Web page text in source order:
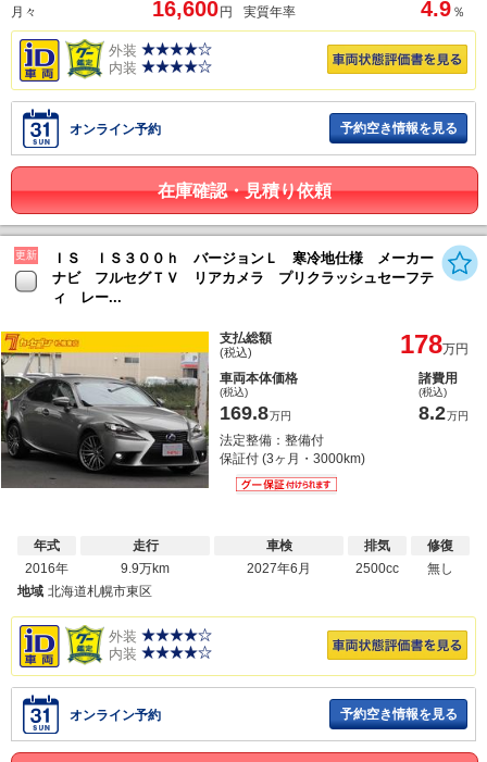
月々 16,600 円 実質年率 4.9 ％
外装
内装
オンライン予約 予約空き情報を見る
在庫確認・見積り依頼
更新
ＩＳ ＩＳ３００ｈ バージョンＬ 寒冷地仕様 メーカー
ナビ フルセグＴＶ リアカメラ プリクラッシュセーフテ
ィ レー...
支払総額
(税込) 178万円
車両本体価格
(税込)
169.8万円
諸費用
(税込)
8.2万円
法定整備：整備付
保証付 (3ヶ月・3000km)
年式
2016年
走行
9.9万km
車検
2027年6月
排気
2500cc
修復
無し
地域 北海道札幌市東区
外装
内装
オンライン予約 予約空き情報を見る